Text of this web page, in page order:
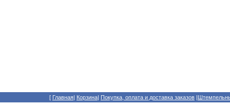
[ Главная| Корзина| Покупка, оплата и доставка заказов |